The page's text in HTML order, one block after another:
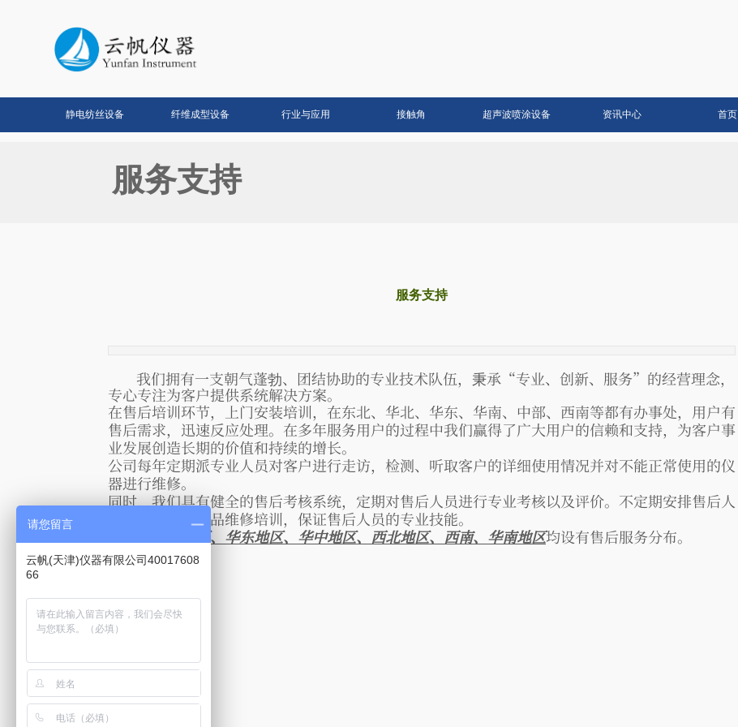
静电纺丝设备 纤维成型设备 行业与应用 接触角 超声波喷涂设备 资讯中心 首页
服务支持
服务支持
我们拥有一支朝气蓬勃、团结协助的专业技术队伍，秉承 “专业、创新、服务” 的经营理念，
专心专注为客户提供系统解决方案。
在售后培训环节，上门安装培训，在东北、华北、华东、华南、中部、西南等都有办事处，用户有
售后需求，迅速反应处理。在多年服务用户的过程中我们赢得了广大用户的信赖和支持，为客户事
业发展创造长期的价值和持续的增长。
公司每年定期派专业人员对客户进行走访，检测、听取客户的详细使用情况并对不能正常使用的仪
器进行维修。
同时，我们具有健全的售后考核系统，定期对售后人员进行专业考核以及评价。不定期安排售后人
员进行相关的产品维修培训，保证售后人员的专业技能。
华北地区、华东地区、华中地区、西北地区、西南、华南地区均设有售后服务分布。
请您留言
云帆(天津)仪器有限公司40017608
66